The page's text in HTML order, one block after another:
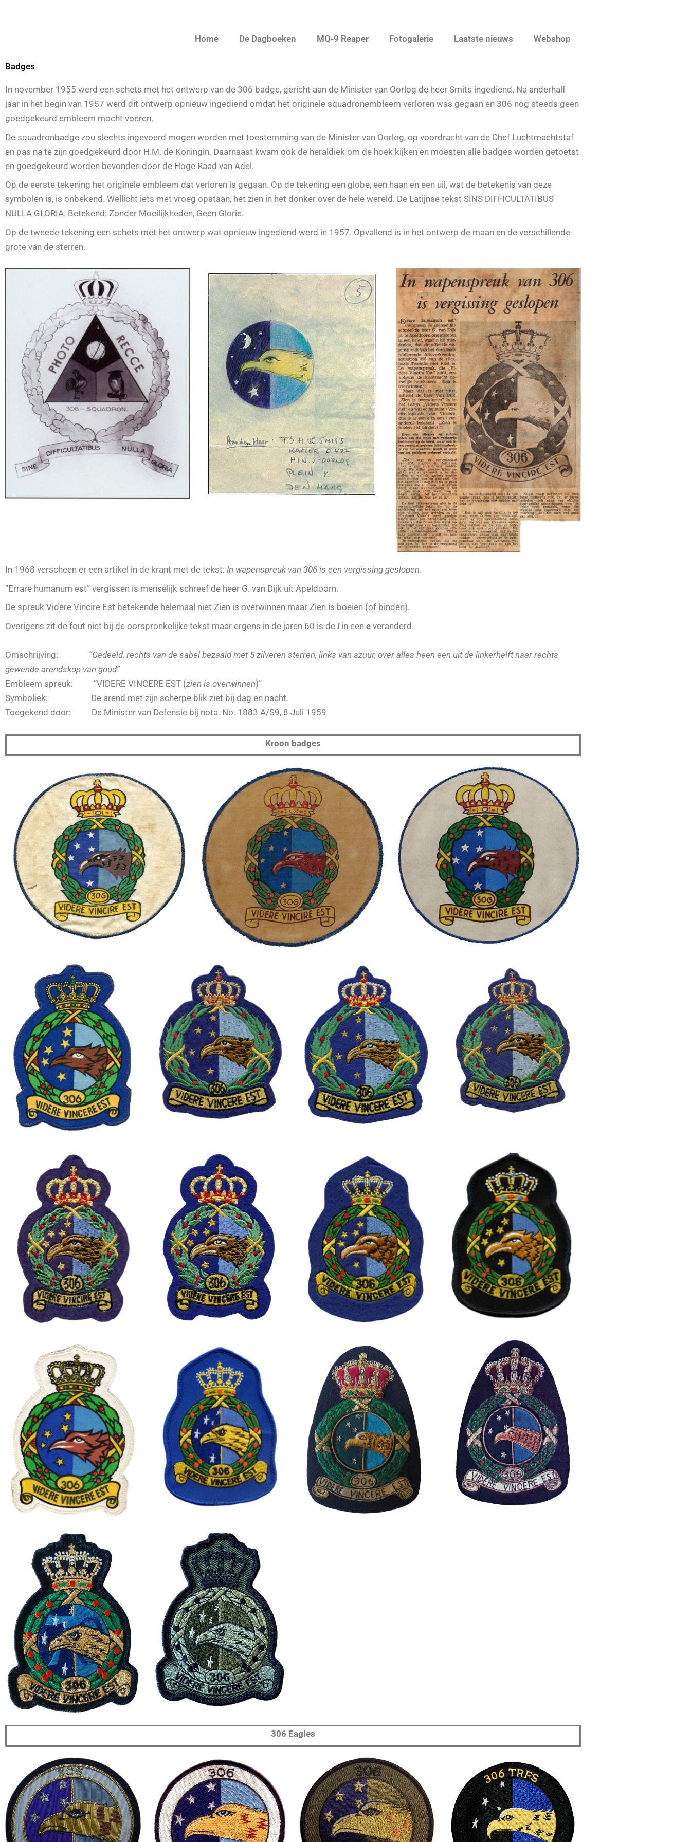
Home De Dagboeken MQ-9 Reaper Fotogalerie Laatste nieuws Webshop
Badges
In november 1955 werd een schets met het ontwerp van de 306 badge, gericht aan de Minister van Oorlog de heer Smits ingediend. Na anderhalf
jaar in het begin van 1957 werd dit ontwerp opnieuw ingediend omdat het originele squadronembleem verloren was gegaan en 306 nog steeds geen
goedgekeurd embleem mocht voeren.
De squadronbadge zou slechts ingevoerd mogen worden met toestemming van de Minister van Oorlog, op voordracht van de Chef Luchtmachtstaf
en pas na te zijn goedgekeurd door H.M. de Koningin. Daarnaast kwam ook de heraldiek om de hoek kijken en moesten alle badges worden getoetst
en goedgekeurd worden bevonden door de Hoge Raad van Adel.
Op de eerste tekening het originele embleem dat verloren is gegaan. Op de tekening een globe, een haan en een uil, wat de betekenis van deze
symbolen is, is onbekend. Wellicht iets met vroeg opstaan, het zien in het donker over de hele wereld. De Latijnse tekst SINS DIFFICULTATIBUS
NULLA GLORIA. Betekend: Zonder Moeilijkheden, Geen Glorie.
Op de tweede tekening een schets met het ontwerp wat opnieuw ingediend werd in 1957. Opvallend is in het ontwerp de maan en de verschillende
grote van de sterren.
In 1968 verscheen er een artikel in de krant met de tekst: In wapenspreuk van 306 is een vergissing geslopen.
“Errare humanum est” vergissen is menselijk schreef de heer G. van Dijk uit Apeldoorn.
De spreuk Videre Vincire Est betekende helemaal niet Zien is overwinnen maar Zien is boeien (of binden).
Overigens zit de fout niet bij de oorspronkelijke tekst maar ergens in de jaren 60 is de iin een e veranderd.
Omschrijving: “Gedeeld, rechts van de sabel bezaaid met 5 zilveren sterren, links van azuur, over alles heen een uit de linkerhelft naar rechts
gewende arendskop van goud”
Embleem spreuk: “VIDERE VINCERE EST (zien is overwinnen)”
Symboliek: De arend met zijn scherpe blik ziet bij dag en nacht.
Toegekend door: De Minister van Defensie bij nota. No. 1883 A/S9, 8 Juli 1959
Kroon badges
306 Eagles